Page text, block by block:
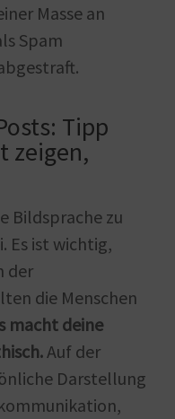
Masse an
Spam
Tipp
zeigen,
Bildsprache zu
Es ist wichtig,
der
die Menschen
macht deine
Auf der
Darstellung